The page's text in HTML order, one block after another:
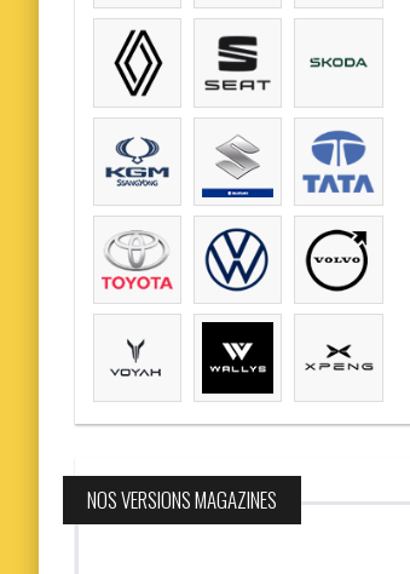
NOS VERSIONS MAGAZINES